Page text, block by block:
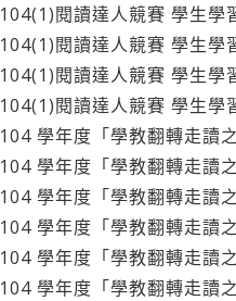
104(1)閱讀達人競賽 學生學
104(1)閱讀達人競賽 學生學
104(1)閱讀達人競賽 學生學
104(1)閱讀達人競賽 學生學
104 學年度「學教翻轉走讀
104 學年度「學教翻轉走讀
104 學年度「學教翻轉走讀
104 學年度「學教翻轉走讀
104 學年度「學教翻轉走讀
104 學年度「學教翻轉走讀